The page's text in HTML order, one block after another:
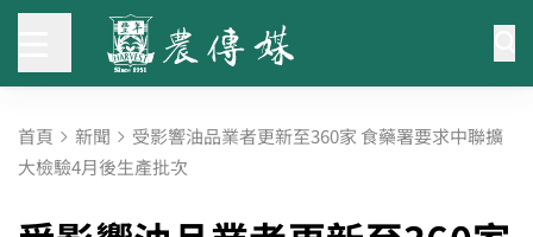
首頁 新聞 受影響油品業者更新至360家 食藥署要求中聯擴
大檢驗4月後生產批次